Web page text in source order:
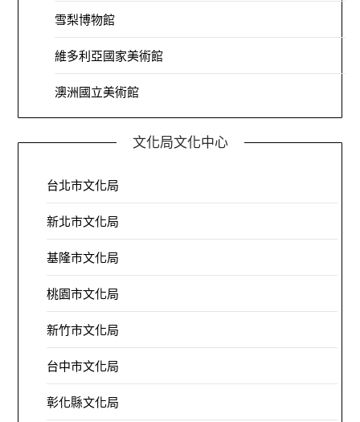
雪梨博物館
維多利亞國家美術館
澳洲國立美術館
文化局文化中心
台北市文化局
新北市文化局
基隆市文化局
桃園市文化局
新竹市文化局
台中市文化局
彰化縣文化局